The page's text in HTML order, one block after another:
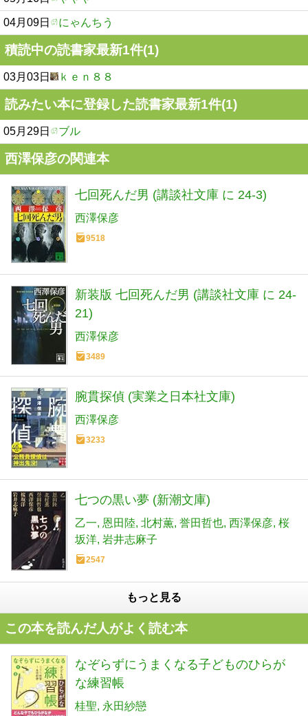
04月09日 にゃんちう
積読中の読書家最新1件(1)
03月03日 ｋｅｎ８８
読みたい本に登録した読書家最新1件(1)
05月29日 ブル
西澤保彦の関連本
七回死んだ男 (講談社文庫 に 24-3)
西澤保彦
9518
新装版 七回死んだ男 (講談社文庫 に 24-
21)
西澤保彦
3489
腕貫探偵 (実業之日本社文庫)
西澤保彦
3233
七つの黒い夢 (新潮文庫)
乙一 恩田陸 北村薫 誉田哲也 西澤保彦 桜
坂洋 岩井志麻子
2547
もっと見る
この本を読んだ人がよく読む本
なぞらずにうまくなる子どものひらが
な練習帳
桂聖 永田紗戀